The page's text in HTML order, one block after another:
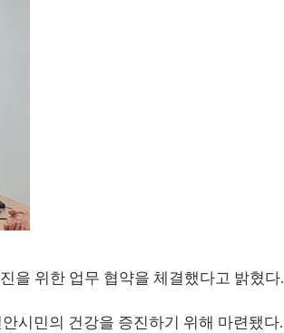
을 위한 업무 협약을 체결했다고 밝혔다.
시민의 건강을 증진하기 위해 마련됐다.